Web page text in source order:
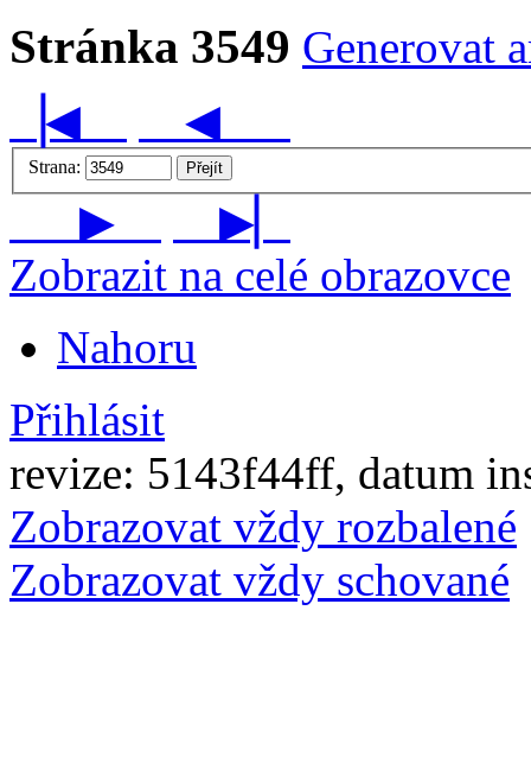
Stránka 3549 Generovat
▕◀
◀
Strana: Přejít
▶
▶▏
Zobrazit na celé obrazovce
Nahoru
Přihlásit
revize: 5143f44ff, datum
Zobrazovat vždy rozbalené
Zobrazovat vždy schované